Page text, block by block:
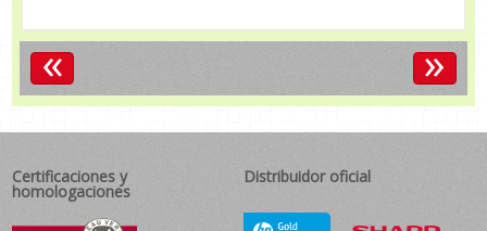
« »
Certificaciones y
homologaciones
Distribuidor oficial